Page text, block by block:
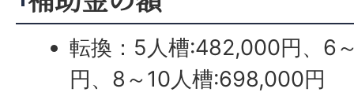
転換：5人槽:482,000円、6
円、8～10人槽:698,000円